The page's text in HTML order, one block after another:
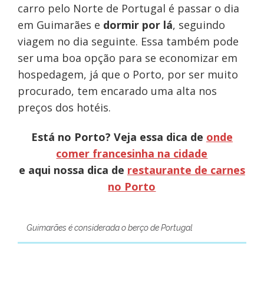
carro pelo Norte de Portugal é passar o dia
em Guimarães e dormir por lá, seguindo
viagem no dia seguinte. Essa também pode
ser uma boa opção para se economizar em
hospedagem, já que o Porto, por ser muito
procurado, tem encarado uma alta nos
preços dos hotéis.
Está no Porto? Veja essa dica de onde
comer francesinha na cidade
e aqui nossa dica de restaurante de carnes
no Porto
Guimarães é considerada o berço de Portugal